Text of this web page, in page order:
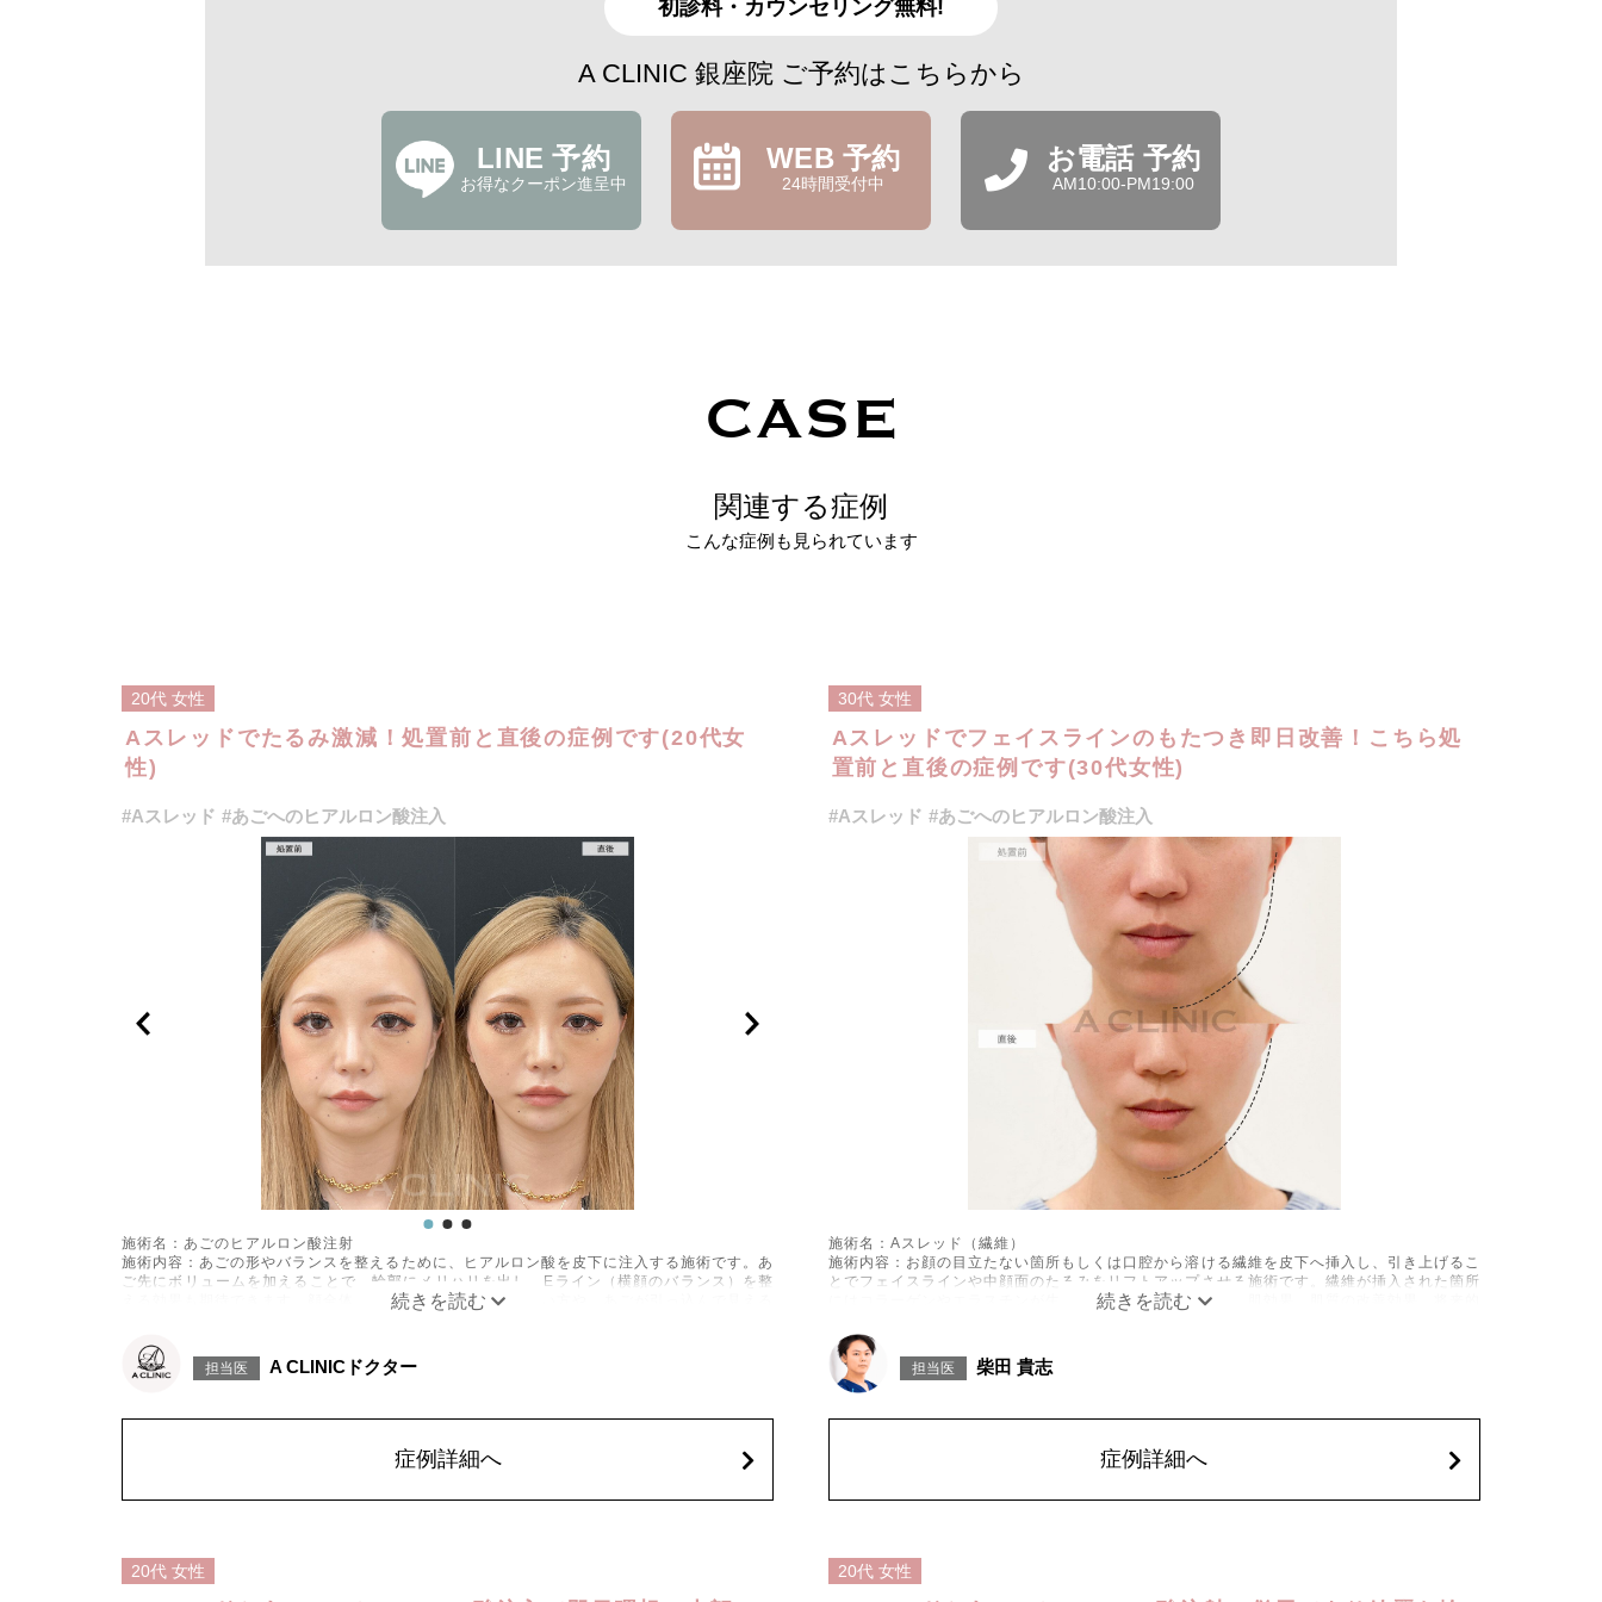
初診料・カウンセリング無料!
A CLINIC 銀座院 ご予約はこちらから
LINE 予約
お得なクーポン進呈中
WEB 予約
24時間受付中
お電話 予約
AM10:00-PM19:00
CASE
関連する症例
こんな症例も見られています
20代 女性
Aスレッドでたるみ激減！処置前と直後の症例です(20代女
性)
#Aスレッド #あごへのヒアルロン酸注入
施術名：あごのヒアルロン酸注射
施術内容：あごの形やバランスを整えるために、ヒアルロン酸を皮下に注入する施術です。あ
ご先にボリュームを加えることで、輪郭にメリハリを出し、Eライン（横顔のバランス）を整
える効果も期待できます。顔全体の印象をシャープに見せたい方や、あごが引っ込んで見える
リスク、副作用：施術後に腫れ、赤み、内出血、痛み、突っ張り感などが生じることがありま
すが、通常は数日〜1週間程度で徐々に軽快します。また、稀にアレルギー反応、細菌感染、
レスチレンリフト※横浜院限定 76,800円(税込)
施術名：Aスレッド（繊維）
担当医 A CLINICドクター
症例詳細へ
30代 女性
Aスレッドでフェイスラインのもたつき即日改善！こちら処
置前と直後の症例です(30代女性)
#Aスレッド #あごへのヒアルロン酸注入
施術名：Aスレッド（繊維）
施術内容：お顔の目立たない箇所もしくは口腔から溶ける繊維を皮下へ挿入し、引き上げるこ
とでフェイスラインや中顔面のたるみをリフトアップさせる施術です。繊維が挿入された箇所
にはコラーゲンやエラスチンが生成されるため、長期的な美肌効果、肌質の改善効果、将来的
施術時間：約15〜20分程
リスク、副作用：腫れ、内出血、疼痛、頭痛、引き攣れ感などが生じることがございます。ま
た、稀ではありますが、施術部位の細菌感染症、皮膚のよれ、繊維の突出などが生じることが
ございます。化膿止め・痛み止めを処方しております。服用により、何か異常があれば服用を
方に適したプチ整形のひとつです。
施術時間：約10分程
担当医 柴田 貴志
症例詳細へ
20代 女性 20代 女性